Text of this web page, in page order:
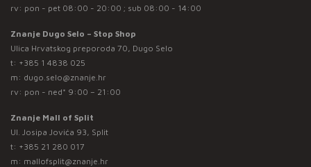
rv: pon - pet 08:00 - 20:00 ; sub 08:00 - 14:00
Znanje Dugo Selo – Stop Shop
Ulica Hrvatskog preporoda 70, Dugo Selo
t: +385 1 4838 025
m: dugo.selo@znanje.hr
rv: pon - ned* 9:00 – 21:00
Znanje Mall of Split
Ul. Josipa Jovića 93, Split
t: +385 21 280 017
m: mallofsplit@znanje.hr